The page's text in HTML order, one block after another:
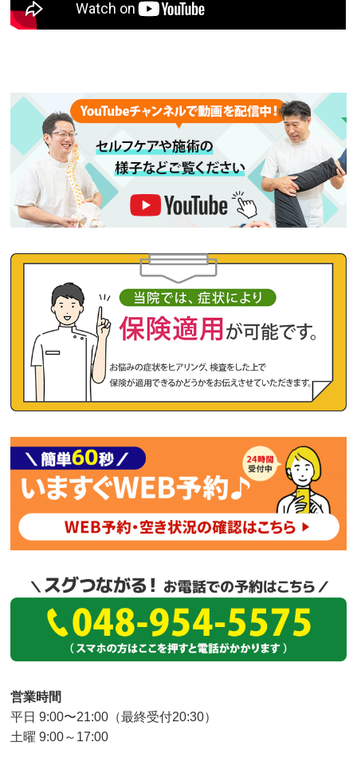
営業時間
平日 9:00〜21:00（最終受付20:30）
土曜 9:00～17:00